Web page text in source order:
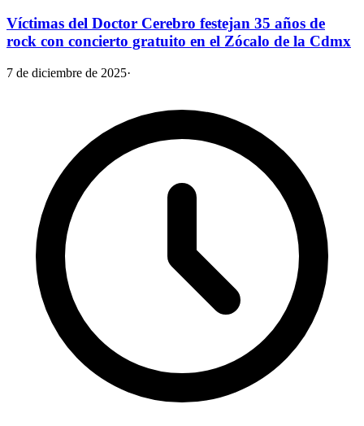
Víctimas del Doctor Cerebro festejan 35 años de
rock con concierto gratuito en el Zócalo de la Cdmx
7 de diciembre de 2025·